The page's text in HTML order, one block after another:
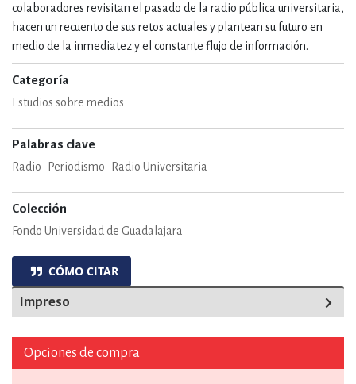
colaboradores revisitan el pasado de la radio pública universitaria,
hacen un recuento de sus retos actuales y plantean su futuro en
medio de la inmediatez y el constante flujo de información.
Categoría
Estudios sobre medios
Palabras clave
Radio Periodismo Radio Universitaria
Colección
Fondo Universidad de Guadalajara
CÓMO CITAR
Impreso
Opciones de compra